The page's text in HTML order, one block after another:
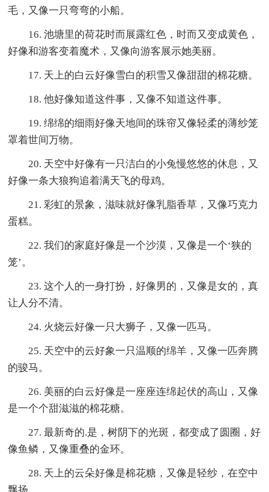
毛，又像一只弯弯的小船。
16. 池塘里的荷花时而展露红色，时而又变成黄色，
好像和游客变着魔术，又像向游客展示她美丽。
17. 天上的白云好像雪白的积雪又像甜甜的棉花糖。
18. 他好像知道这件事，又像不知道这件事。
19. 绵绵的细雨好像天地间的珠帘又像轻柔的薄纱笼
罩着世间万物。
20. 天空中好像有一只洁白的小兔慢悠悠的休息，又
好像一条大狼狗追着满天飞的母鸡。
21. 彩虹的景象，滋味就好像乳脂香草，又像巧克力
蛋糕。
22. 我们的家庭好像是一个沙漠，又像是一个‘狭的
笼’。
23. 这个人的一身打扮，好像男的，又像是女的，真
让人分不清。
24. 火烧云好像一只大狮子，又像一匹马。
25. 天空中的云好象一只温顺的绵羊，又像一匹奔腾
的骏马。
26. 美丽的白云好像是一座座连绵起伏的高山，又像
是一个个甜滋滋的棉花糖。
27. 最新奇的.是，树阴下的光斑，都变成了圆圈，好
像鱼鳞，又像重叠的金环。
28. 天上的云朵好像是棉花糖，又像是轻纱，在空中